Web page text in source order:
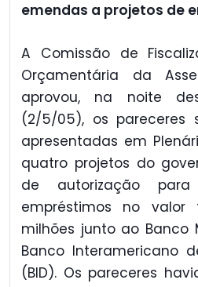
emendas a projetos de
A Comissão de
Orçamentária da
aprovou, na noite
(2/5/05), os pareceres
apresentadas em
quatro projetos do
de autorização
empréstimos no
milhões junto ao Banco
Banco Interamericano
(BID). Os pareceres